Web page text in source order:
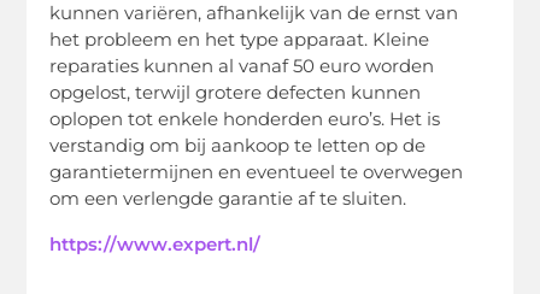
kunnen variëren, afhankelijk van de ernst van
het probleem en het type apparaat. Kleine
reparaties kunnen al vanaf 50 euro worden
opgelost, terwijl grotere defecten kunnen
oplopen tot enkele honderden euro’s. Het is
verstandig om bij aankoop te letten op de
garantietermijnen en eventueel te overwegen
om een verlengde garantie af te sluiten.
https://www.expert.nl/